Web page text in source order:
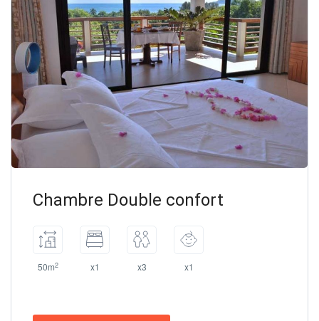
Chambre Double confort
50m2 x1 x3 x1